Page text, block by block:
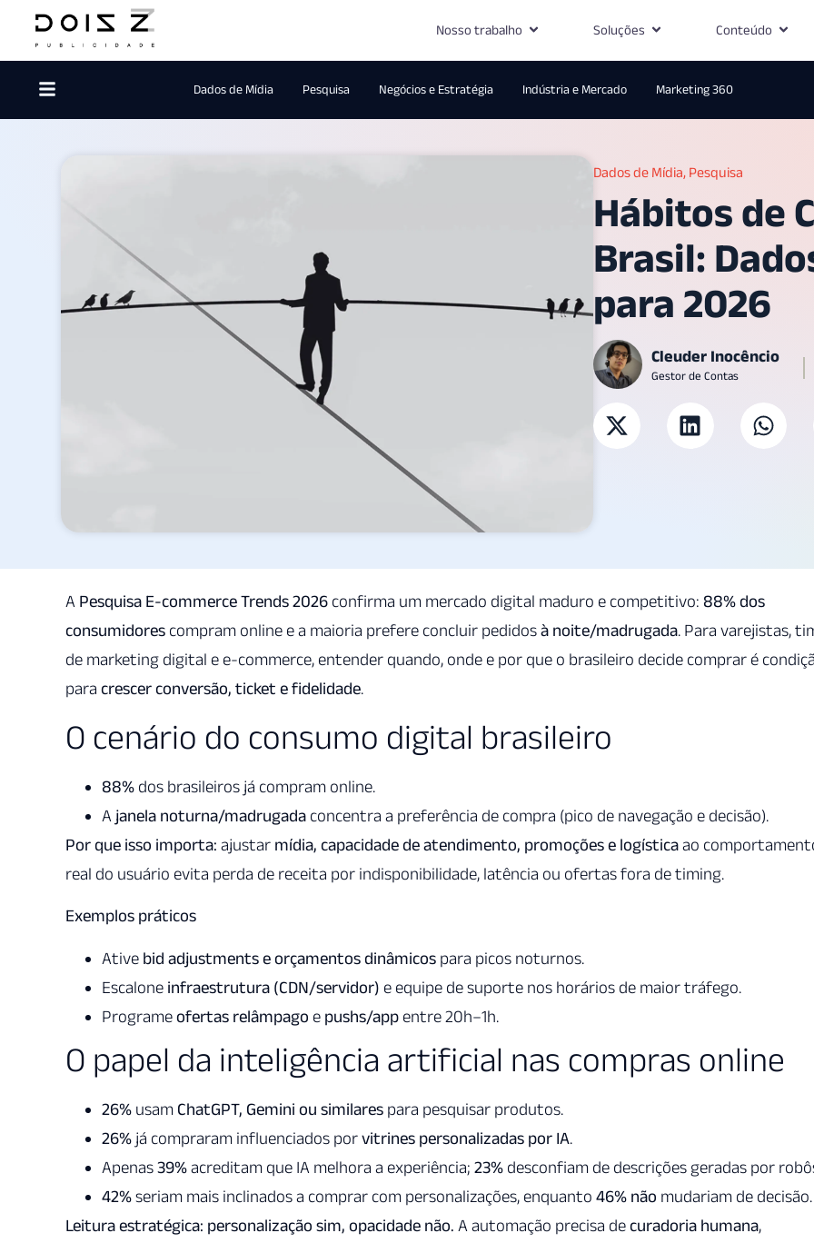
Nosso trabalho Soluções Conteúdo
Dados de Mídia Pesquisa Negócios e Estratégia Indústria e Mercado Marketing 360
Dados de Mídia, Pesquisa
Hábitos de
Brasil:
para 2026
Cleuder Inocêncio
Gestor de Contas
A Pesquisa E-commerce Trends 2026 confirma um mercado digital maduro e competitivo: 88% dos
consumidores compram online e a maioria prefere concluir pedidosà noite/madrugada. Para varejistas,
de marketing digital e e-commerce, entender quando, onde e por que o brasileiro decide comprar é
para crescer conversão, ticket e fidelidade.
O cenário do consumo digital brasileiro
88% dos brasileiros já compram online.
A janela noturna/madrugada concentra a preferência de compra (pico de navegação e decisão).
Por que isso importa: ajustar mídia, capacidade de atendimento, promoções e logísticaao
real do usuário evita perda de receita por indisponibilidade, latência ou ofertas fora de timing.
Exemplos práticos
Ative bid adjustments e orçamentos dinâmicos para picos noturnos.
Escalone infraestrutura (CDN/servidor) e equipe de suporte nos horários de maior tráfego.
Programeofertas relâmpago e pushs/app entre 20h–1h.
O papel da inteligência artificial nas compras online
26% usam ChatGPT, Gemini ou similares para pesquisar produtos.
26% já compraram influenciados porvitrines personalizadas por IA.
Apenas39%acreditam que IA melhora a experiência; 23% desconfiam de descrições geradas por
42%seriam mais inclinados a comprar com personalizações, enquanto 46% não mudariam de decisão.
Leitura estratégica: personalização sim, opacidade não. A automação precisa decuradoria humana,